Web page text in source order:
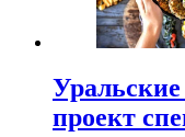
Уральские
проект